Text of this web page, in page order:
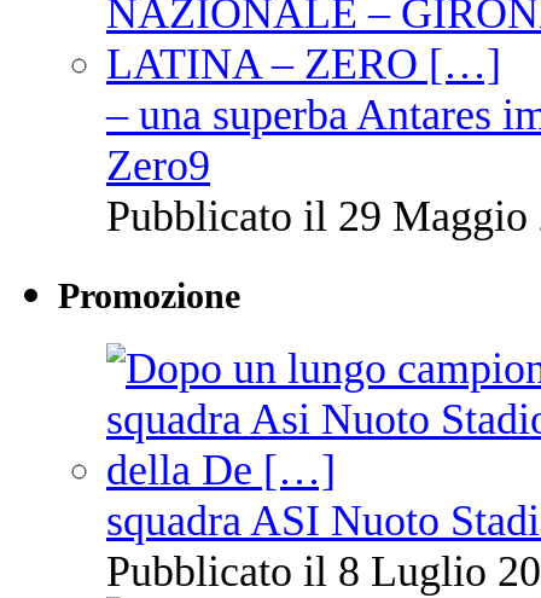
– una superba Antares
Zero9
Pubblicato il 29 Maggio
Promozione
squadra ASI Nuoto
Pubblicato il 8 Luglio